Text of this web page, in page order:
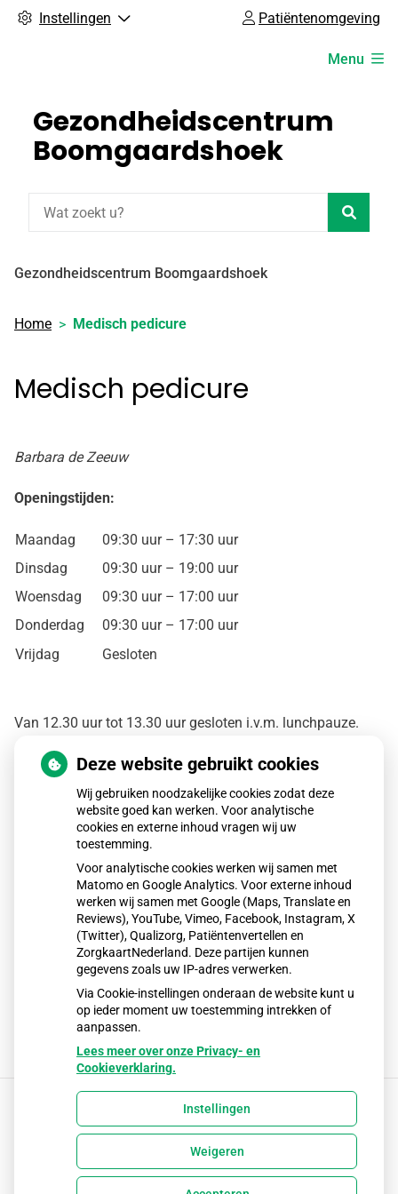
Instellingen Patiëntenomgeving
Menu
Gezondheidscentrum
Boomgaardshoek
Gezondheidscentrum Boomgaardshoek
Home Medisch pedicure
Medisch pedicure
Barbara de Zeeuw
Openingstijden:
Maandag
09:30 uur – 17:30 uur
Dinsdag
09:30 uur – 19:00 uur
Woensdag
09:30 uur – 17:00 uur
Donderdag
09:30 uur – 17:00 uur
Vrijdag
Gesloten
Van 12.30 uur tot 13.30 uur gesloten i.v.m. lunchpauze.
U kunt via mijn website:www.pedicurebarbaradezeeuw.nl
online een afspraak maken.
Voor de diabetische, reuma en oudere voet kunt u ook bij
Vergoeding via de zorgverzekeraar is mogelijk.
Niet alleen de probleem voet maar ook als u gewoon een
fijne voetbehandeling wilt ondergaan hoort dit tot de
mogelijkheden.
Uw Zorg Online
Cookie-instellingen Voorwaarden
Deze website gebruikt cookies
Wij gebruiken noodzakelijke cookies zodat deze
website goed kan werken. Voor analytische
cookies en externe inhoud vragen wij uw
toestemming.
Voor analytische cookies werken wij samen met
Matomo en Google Analytics. Voor externe inhoud
werken wij samen met Google (Maps, Translate en
Reviews), YouTube, Vimeo, Facebook, Instagram, X
(Twitter), Qualizorg, Patiëntenvertellen en
ZorgkaartNederland. Deze partijen kunnen
gegevens zoals uw IP-adres verwerken.
Via Cookie-instellingen onderaan de website kunt u
op ieder moment uw toestemming intrekken of
aanpassen.
Lees meer over onze Privacy- en
Cookieverklaring.
Instellingen
Weigeren